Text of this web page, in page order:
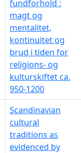
fundforhold :
magt og
mentalitet,
kontinuitet og
brud i tiden for
religions- og
kulturskiftet ca.
950-1200
Scandinavian
cultural
traditions as
evidenced by